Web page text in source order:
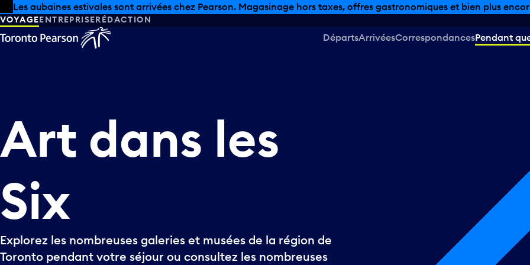
Skip to offers
Passer au contenu principal
Les aubaines estivales sont arrivées chez Pearson. Magasinage hors taxes, offres gastronomiques et bien plus
VOYAGEENTREPRISERÉDACTION
DépartsArrivéesCorrespondancesPendant
Art dans les
Six
Explorez les nombreuses galeries et musées de la région de
Toronto pendant votre séjour ou consultez les nombreuses